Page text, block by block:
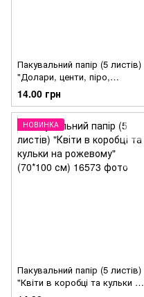
Пакувальний папір (5 листів)
"Долари, центи, піро,
бінокль" (70*100 см)
14.00 грн
НОВИНКА
Пакувальний папір (5 листів)
"Квіти в коробці та кульки на